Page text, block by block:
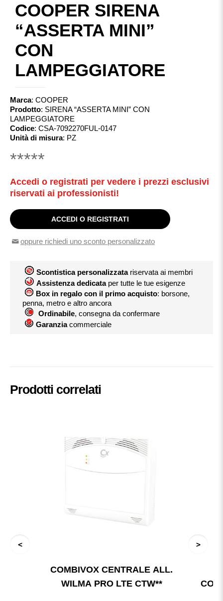
COOPER SIRENA
“ASSERTA MINI”
CON
LAMPEGGIATORE
Marca: COOPER
Prodotto: SIRENA “ASSERTA MINI” CON
LAMPEGGIATORE
Codice: CSA-7092270FUL-0147
Unità di misura: PZ
*****
Accedi o registrati per vedere i prezzi esclusivi
riservati ai professionisti!
ACCEDI O REGISTRATI
oppure richiedi uno sconto personalizzato
Scontistica personalizzatariservata ai membri
Assistenza dedicataper tutte le tue esigenze
Box in regalo con il primo acquisto: borsone,
penna, metro e altro ancora
Ordinabile, consegna da confermare
Garanziacommerciale
Prodotti correlati
COMBIVOX CENTRALE ALL.
WILMA PRO LTE CTW**